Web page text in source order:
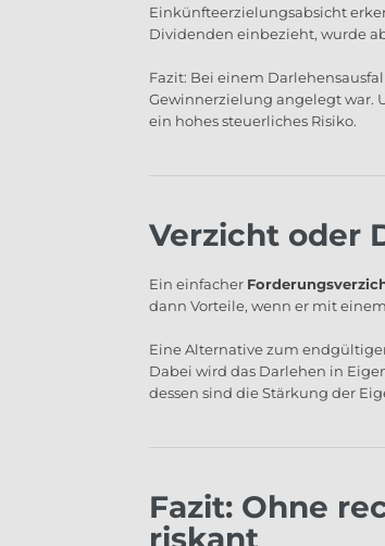
Einkünfteerzielungsabsicht
Dividenden einbezieht, wurde
Fazit: Bei einem
Gewinnerzielung angelegt war.
ein hohes steuerliches Risiko.
Verzicht oder
Ein einfacher
dann Vorteile, wenn er mit einem
Eine Alternative zum
Dabei wird das Darlehen in
dessen sind die Stärkung der
Fazit: Ohne
riskant